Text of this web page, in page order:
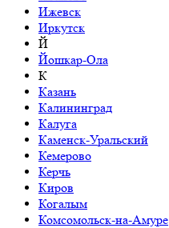
Ижевск
Иркутск
Й
Йошкар-Ола
К
Казань
Калининград
Калуга
Каменск-Уральский
Кемерово
Керчь
Киров
Когалым
Комсомольск-на-Амуре